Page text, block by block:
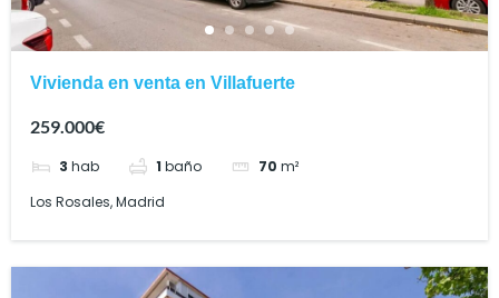
Vivienda en venta en Villafuerte
259.000€
3 hab 1 baño 70 m²
Los Rosales, Madrid